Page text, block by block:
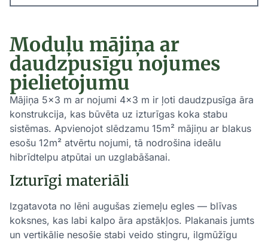
Moduļu mājiņa ar
daudzpusīgu nojumes
pielietojumu
Mājiņa 5×3 m ar nojumi 4×3 m ir ļoti daudzpusīga āra
konstrukcija, kas būvēta uz izturīgas koka stabu
sistēmas. Apvienojot slēdzamu 15m² mājiņu ar blakus
esošu 12m² atvērtu nojumi, tā nodrošina ideālu
hibrīdtelpu atpūtai un uzglabāšanai.
Izturīgi materiāli
Izgatavota no lēni augušas ziemeļu egles — blīvas
koksnes, kas labi kalpo āra apstākļos. Plakanais jumts
un vertikālie nesošie stabi veido stingru, ilgmūžīgu